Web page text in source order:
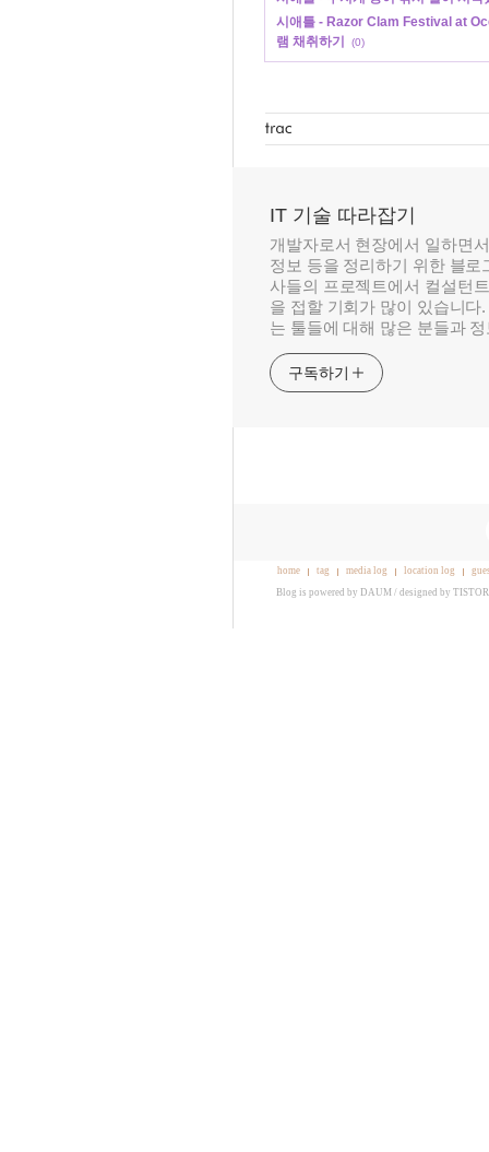
시애틀 - Razor Clam Festival at
램 채취하기
(0)
IT 기술 따라잡기
개발자로서 현장에서 일하면
정보 등을 정리하기 위한 블
사들의 프로젝트에서 컬설턴
을 접할 기회가 많이 있습니
는 툴들에 대해 많은 분들과
구독하기
home tag media log location log
Blog is powered by DAUM / designed by